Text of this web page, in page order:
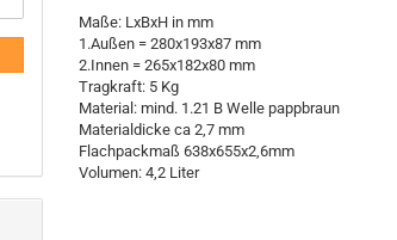
Maße: LxBxH in mm
1.Außen = 280x193x87 mm
2.Innen = 265x182x80 mm
Tragkraft: 5 Kg
Material: mind. 1.21 B Welle pappbraun
Materialdicke ca 2,7 mm
Flachpackmaß 638x655x2,6mm
Volumen: 4,2 Liter